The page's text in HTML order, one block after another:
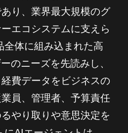
り、業界最大規模のグ
エコシステムに支えら
全体に組み込まれた高
のニーズを先読みし、
費データをビジネスの
員、管理者、予算責任
やり取りや意思決定を